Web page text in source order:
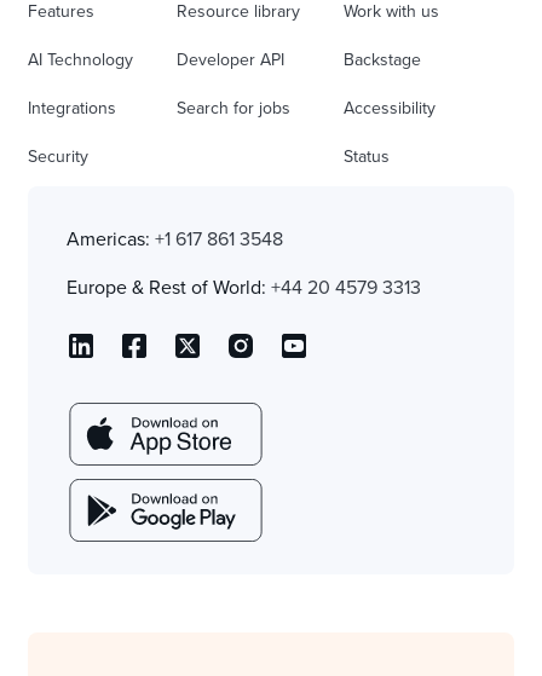
Features
AI Technology
Integrations
Security
Resource library
Developer API
Search for jobs
Work with us
Backstage
Accessibility
Status
Americas: +1 617 861 3548
Europe & Rest of World: +44 20 4579 3313